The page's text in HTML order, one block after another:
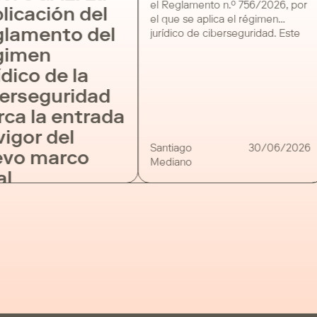
del
del
de la
la entrada
del
marco
el Reglamento n.º 756/2026, por
el que se aplica el régimen
jurídico de ciberseguridad. Este
obligaciones legales. El […]
Santiago
Mediano
30/06/2026